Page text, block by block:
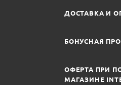
ДОСТАВКА И
БОНУСНАЯ
ОФЕРТА ПРИ
МАГАЗИНЕ